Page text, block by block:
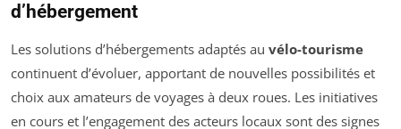
d’hébergement
Les solutions d’hébergements adaptés au vélo-tourisme
continuent d’évoluer, apportant de nouvelles possibilités et
choix aux amateurs de voyages à deux roues. Les initiatives
en cours et l’engagement des acteurs locaux sont des signes